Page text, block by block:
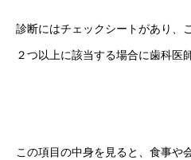
診断にはチェックシートがあり、
２つ以上に該当する場合に歯科医
この項目の中身を見ると、食事や